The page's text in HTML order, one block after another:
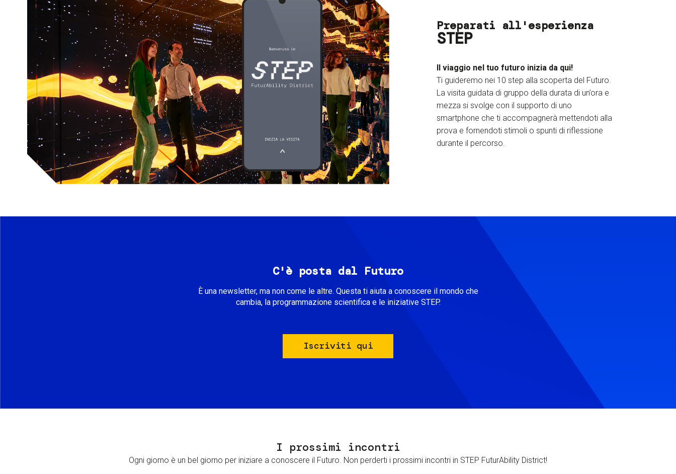
Preparati all'esperienza
STEP
Il viaggio nel tuo futuro inizia da qui!
Ti guideremo nei 10 step alla scoperta del Futuro.
La visita guidata di gruppo della durata di un’ora e
mezza si svolge con il supporto di uno
smartphone che ti accompagnerà mettendoti alla
prova e fornendoti stimoli o spunti di riflessione
durante il percorso.
C'è posta dal Futuro
È una newsletter, ma non come le altre. Questa ti aiuta a conoscere il mondo che
cambia, la programmazione scientifica e le iniziative STEP.
Iscriviti qui
I prossimi incontri
Ogni giorno è un bel giorno per iniziare a conoscere il Futuro. Non perderti i prossimi incontri in STEP FuturAbility District!